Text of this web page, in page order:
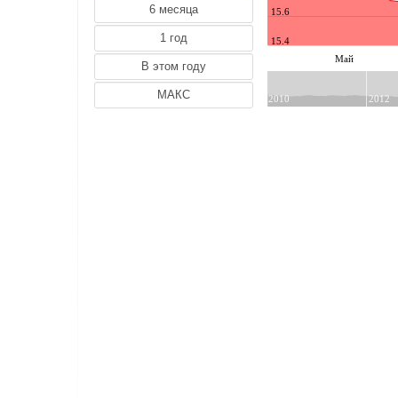
DKK (Датская Крона)
INR (Индийская pупия)
JPY (Японская Иена)
KGS (Киргизский Сом)
KRW (Южнокорейский вон)
Май
15.4
15.6
2010 2012